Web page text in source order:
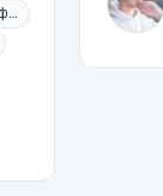
UI/Пользовательский интерфейс